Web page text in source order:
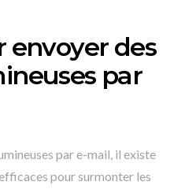
envoyer des
par
par e-mail, il existe
pour surmonter les